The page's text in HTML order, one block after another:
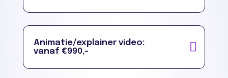
Animatie/explainer video:
vanaf €990,-